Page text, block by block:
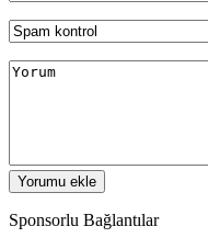
Sponsorlu Bağlantılar